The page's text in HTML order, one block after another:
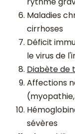
Maladies
cirrhoses
Déficit
le virus de
Diabète de
Affections
sévères